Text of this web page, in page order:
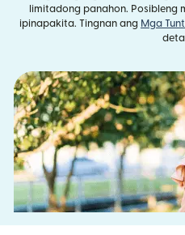
limitadong panahon. Posibleng
ipinapakita. Tingnan ang Mga